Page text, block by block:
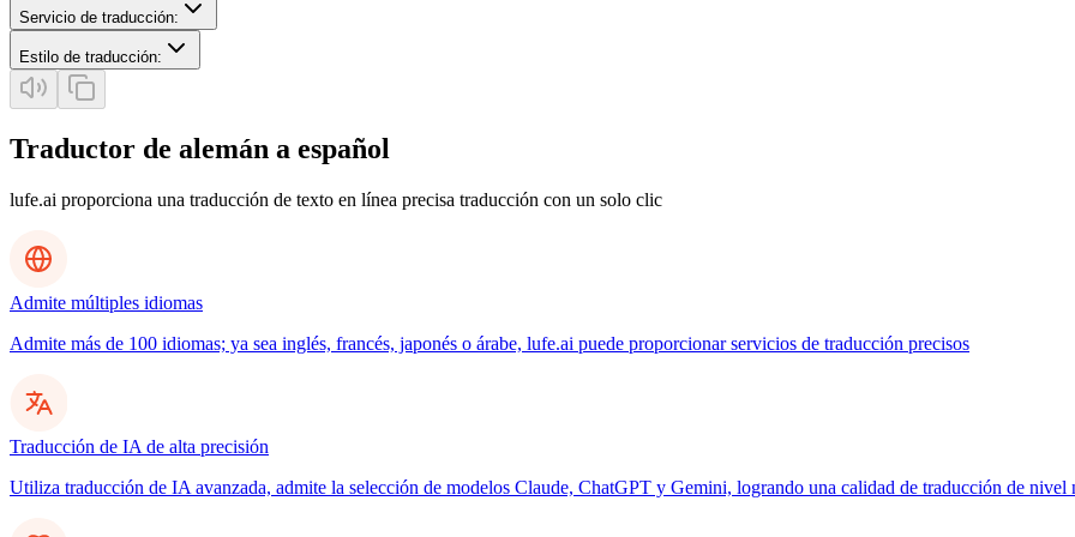
Servicio de traducción:
Estilo de traducción:
Traductor de alemán a español
lufe.ai proporciona una traducción de texto en línea precisa traducción con un solo clic
Admite múltiples idiomas
Admite más de 100 idiomas; ya sea inglés, francés, japonés o árabe, lufe.ai puede proporcionar servicios de traducción precisos
Traducción de IA de alta precisión
Utiliza traducción de IA avanzada, admite la selección de modelos Claude, ChatGPT y Gemini, logrando una calidad de traducción de nivel